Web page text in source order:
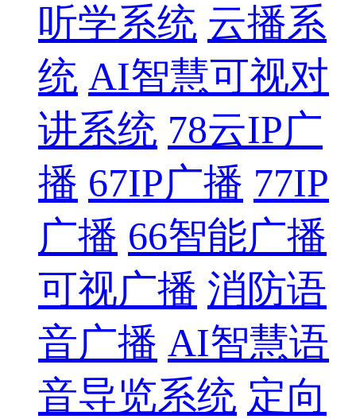
听学系统 云播系
统 AI智慧可视对
讲系统 78云IP广
播 67IP广播 77IP
广播 66智能广播
可视广播 消防语
音广播 AI智慧语
音导览系统 定向